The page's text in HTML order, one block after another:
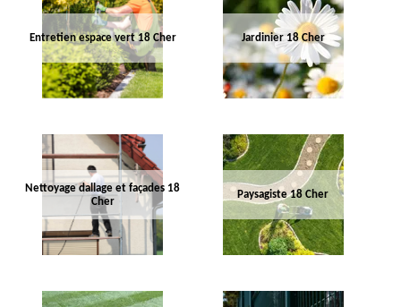
Entretien espace vert 18 Cher Jardinier 18 Cher
Nettoyage dallage et façades 18
Cher
Paysagiste 18 Cher